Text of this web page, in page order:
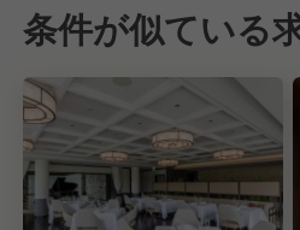
条件が似ている